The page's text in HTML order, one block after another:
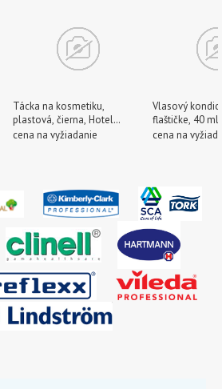
Tácka na kosmetiku,
plastová, čierna, Hotel
Amenities
cena na vyžiadanie
Vlasový
flaštičke, 40
cena na